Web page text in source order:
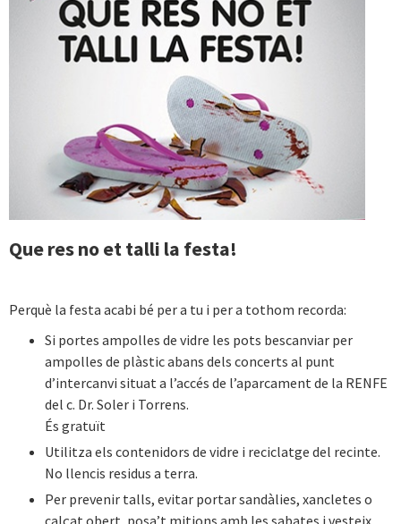
Que res no et talli la festa!
Perquè la festa acabi bé per a tu i per a tothom recorda:
Si portes ampolles de vidre les pots bescanviar per
ampolles de plàstic abans dels concerts al punt
d’intercanvi situat a l’accés de l’aparcament de la RENFE
del c. Dr. Soler i Torrens.
És gratuït
Utilitza els contenidors de vidre i reciclatge del recinte.
No llencis residus a terra.
Per prevenir talls, evitar portar sandàlies, xancletes o